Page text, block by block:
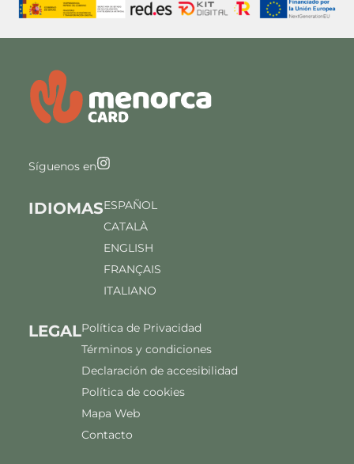
Síguenos en
IDIOMASESPAÑOL
CATALÀ
ENGLISH
FRANÇAIS
ITALIANO
LEGALPolítica de Privacidad
Términos y condiciones
Declaración de accesibilidad
Política de cookies
Mapa Web
Contacto